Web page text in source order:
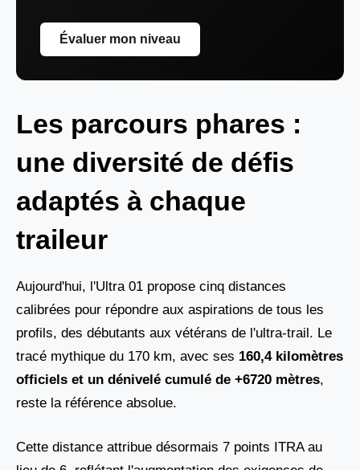
Évaluer mon niveau
Les parcours phares :
une diversité de défis
adaptés à chaque
traileur
Aujourd'hui, l'Ultra 01 propose cinq distances
calibrées pour répondre aux aspirations de tous les
profils, des débutants aux vétérans de l'ultra-trail. Le
tracé mythique du 170 km, avec ses 160,4 kilomètres
officiels et un dénivelé cumulé de +6720 mètres,
reste la référence absolue.
Cette distance attribue désormais 7 points ITRA au